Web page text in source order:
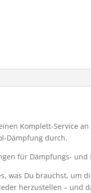
Komplett-Service an
Dämpfung durch.
für Dämpfungs- und
was Du brauchst, um
herzustellen – und